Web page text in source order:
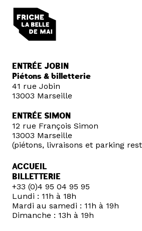
ENTRÉE JOBIN
Piétons & billetterie
41 rue Jobin
13003 Marseille
ENTRÉE SIMON
12 rue François Simon
13003 Marseille
(piétons, livraisons et parking
ACCUEIL
BILLETTERIE
+33 (0)4 95 04 95 95
Lundi : 11h à 18h
Mardi au samedi : 11h à 19h
Dimanche : 13h à 19h